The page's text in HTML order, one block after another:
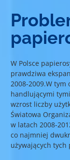
W Polsce
prawdziwa
2008-2009.W tym
handlującymi
wzrost liczby
Światowa
w latach 2008-
co najmniej
używających tych